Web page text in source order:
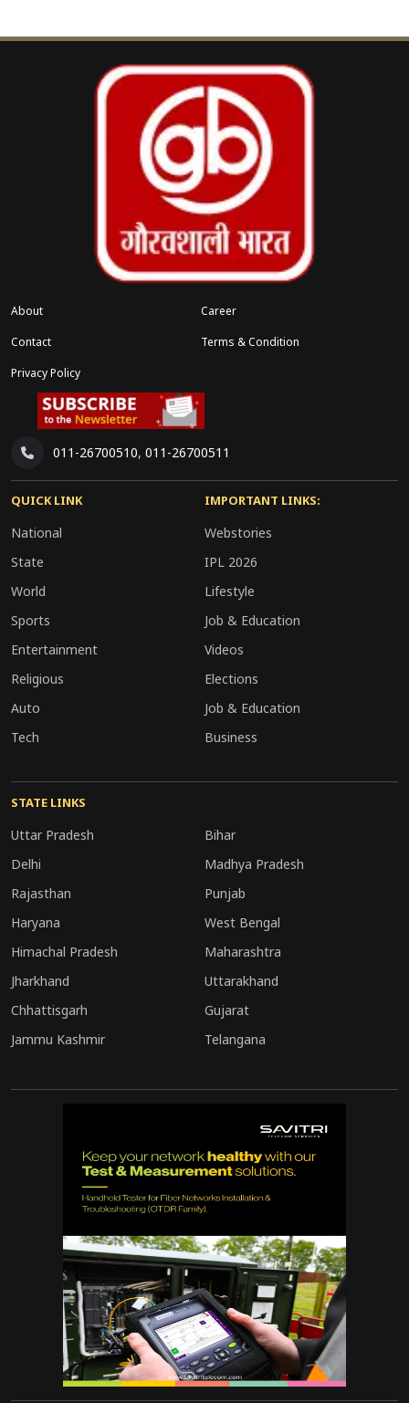
About
Career
Contact
Terms & Condition
Privacy Policy
011-26700510, 011-26700511
QUICK LINK
National
State
World
Sports
Entertainment
Religious
Auto
Tech
IMPORTANT LINKS:
Webstories
IPL 2026
Lifestyle
Job & Education
Videos
Elections
Job & Education
Business
STATE LINKS
Uttar Pradesh
Bihar
Delhi
Madhya Pradesh
Rajasthan
Punjab
Haryana
West Bengal
Himachal Pradesh
Maharashtra
Jharkhand
Uttarakhand
Chhattisgarh
Gujarat
Jammu Kashmir
Telangana